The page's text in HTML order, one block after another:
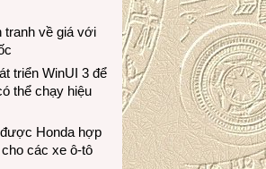
tranh về giá với
triển WinUI 3 để
thể chạy hiệu
Honda hợp
các xe ô-tô